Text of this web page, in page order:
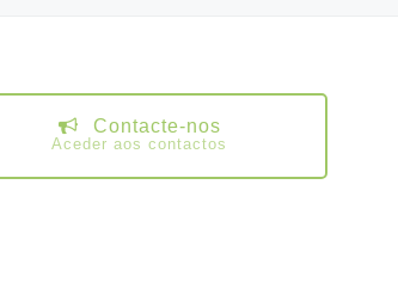
Contacte-nos
Aceder aos contactos